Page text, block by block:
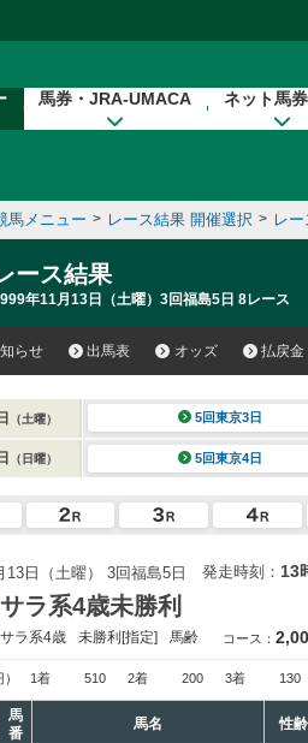
馬券・JRA-UMACA ネット馬
馬メニュー > レース結果 開催選択 > レ
ース結果
年11月13日（土曜）3回福島5日 8レース
らせ 出馬表 オッズ 払戻金
（土曜） 5回東京3日
（日曜） 5回東京4日
13日（土曜） 3回福島5日 発走時刻： 13
サラ系4歳未勝利
サラ系4歳 未勝利[指定] 馬齢 コース：
1着 510 2着 200 3着 130
馬
番
馬名 性齢